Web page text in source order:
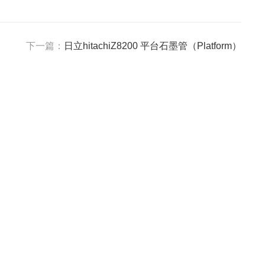
下一篇： 日立hitachiZ8200 平台石墨管（Platform）